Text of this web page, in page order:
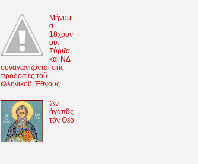
Μήνυμ
α
18χρον
ου:
Σύριζα
καὶ ΝΔ
συναγωνίζονται στὶς
προδοσίες τοῦ
ἑλληνικοῦ Ἔθνους
Ἄν
ἀγαπᾶς
τὸν Θεό